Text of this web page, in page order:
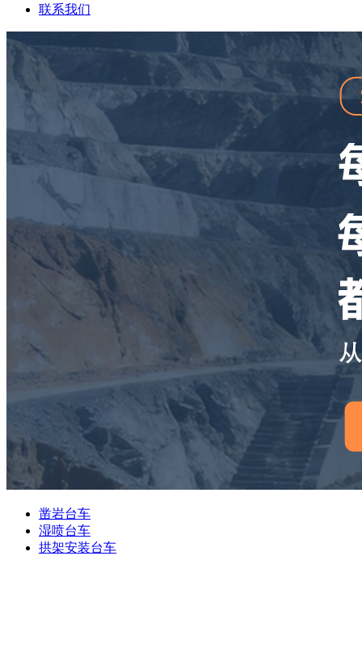
联系我们
凿岩台车
湿喷台车
拱架安装台车